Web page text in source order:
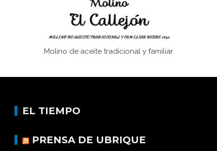
Molino de aceite tradicional y familiar
EL TIEMPO
PRENSA DE UBRIQUE